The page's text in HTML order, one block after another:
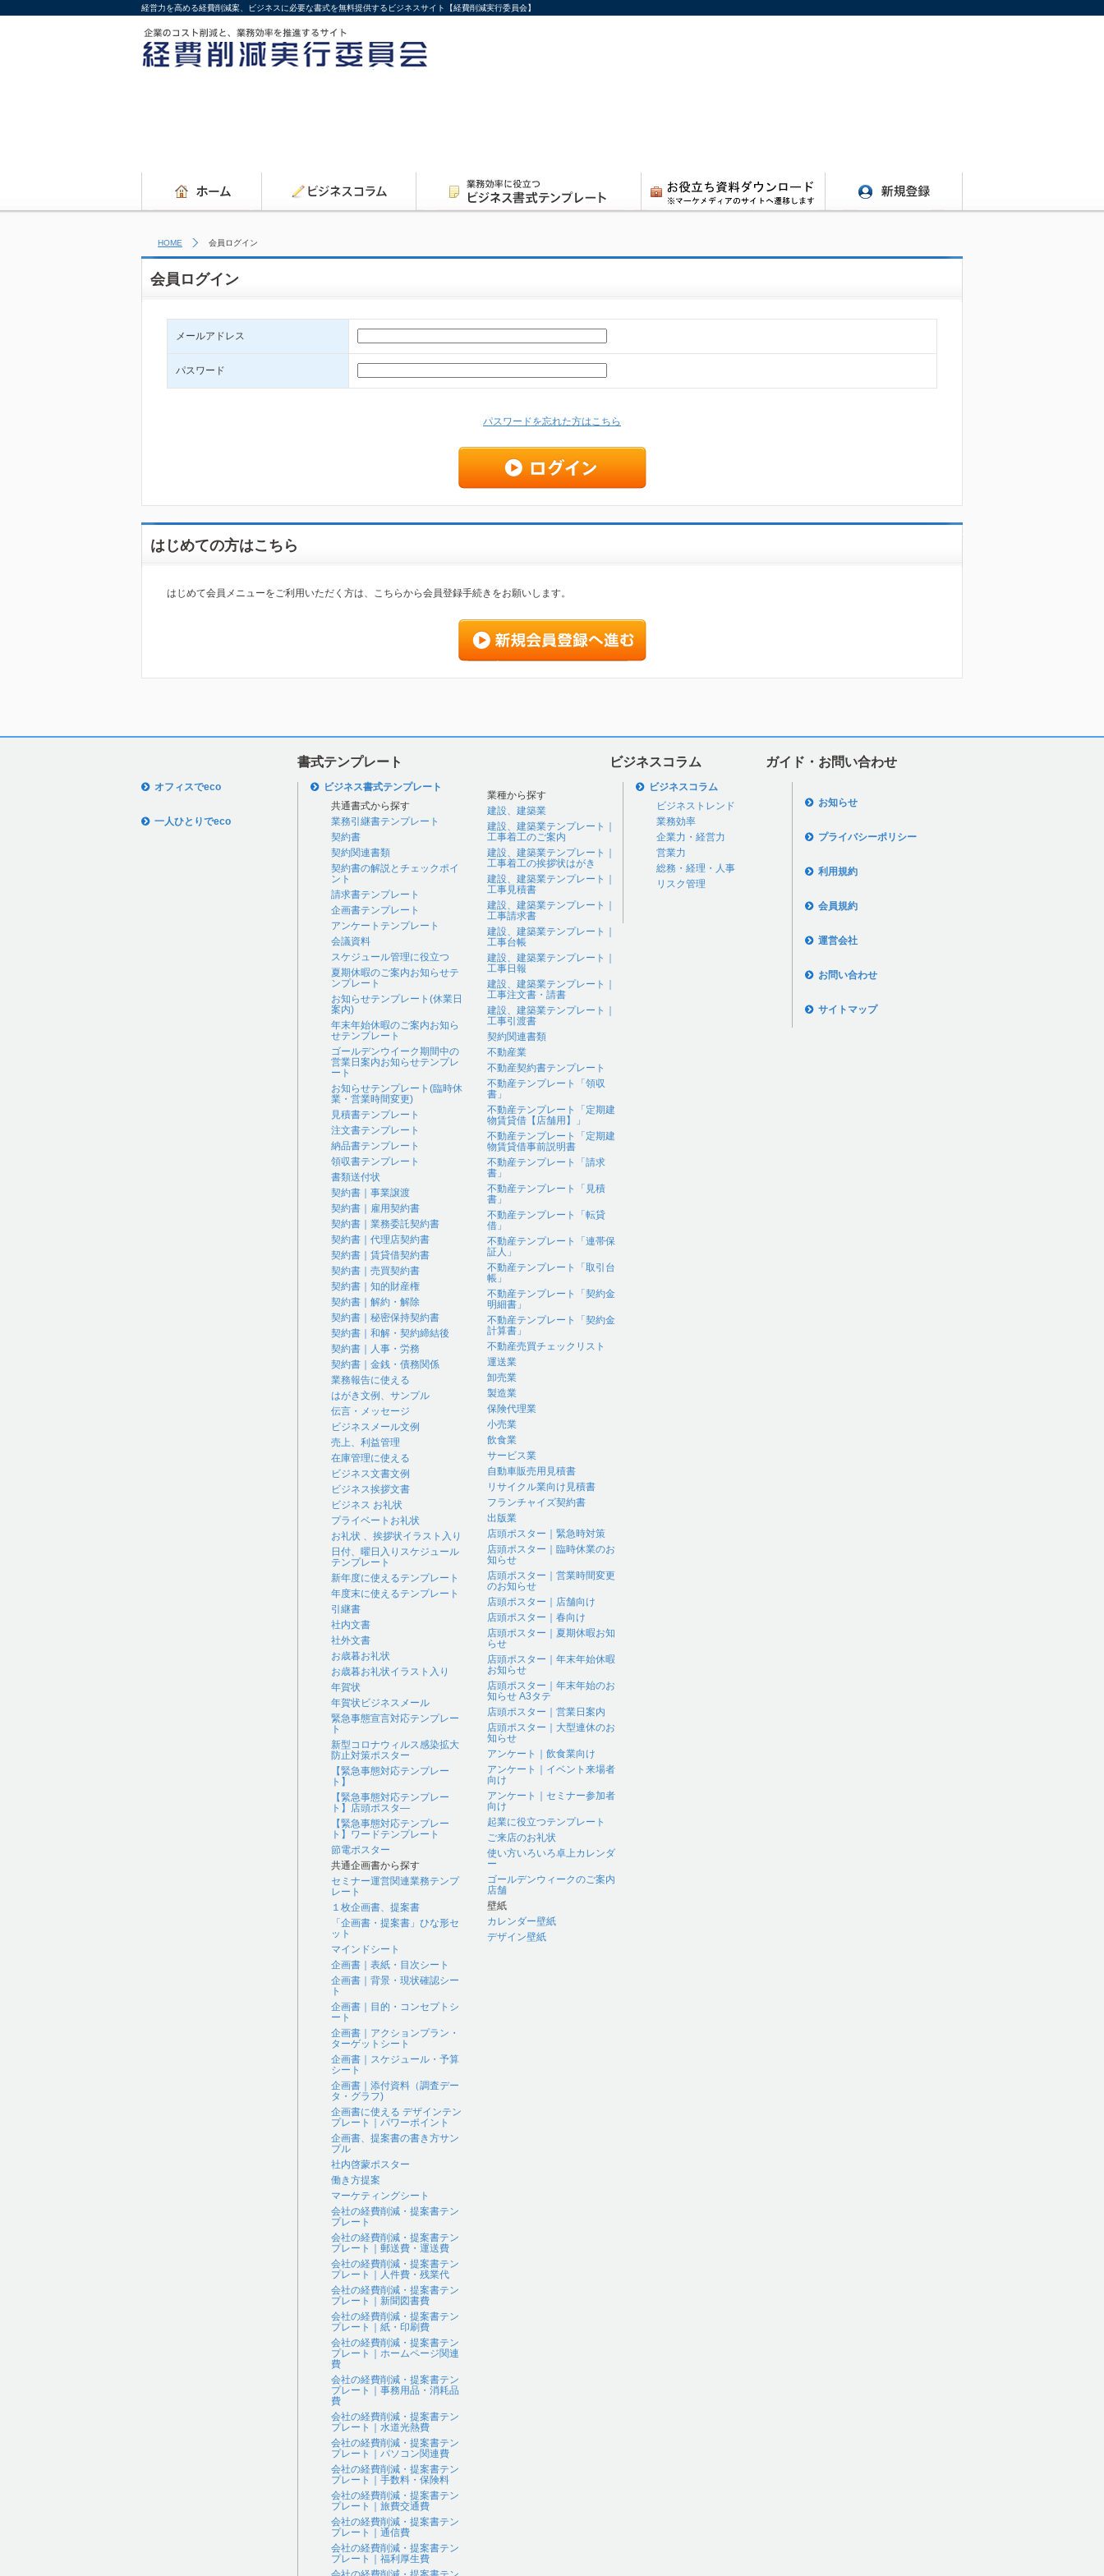
経営力を高める経費削減案、ビジネスに必要な書式を無料提供するビジネスサイト【経費削減実行委員会】
HOME 会員ログイン
会員ログイン
メールアドレス
パスワード
パスワードを忘れた方はこちら
はじめての方はこちら
はじめて会員メニューをご利用いただく方は、こちらから会員登録手続きをお願いします。
書式テンプレート ビジネスコラム ガイド・お問い合わせ
オフィスでeco
一人ひとりでeco
ビジネス書式テンプレート
共通書式から探す
業務引継書テンプレート
契約書
契約関連書類
契約書の解説とチェックポイ
ント
請求書テンプレート
企画書テンプレート
アンケートテンプレート
会議資料
スケジュール管理に役立つ
夏期休暇のご案内お知らせテ
ンプレート
お知らせテンプレート(休業日
案内)
年末年始休暇のご案内お知ら
せテンプレート
ゴールデンウイーク期間中の
営業日案内お知らせテンプレ
ート
お知らせテンプレート(臨時休
業・営業時間変更)
見積書テンプレート
注文書テンプレート
納品書テンプレート
領収書テンプレート
書類送付状
契約書｜事業譲渡
契約書｜雇用契約書
契約書｜業務委託契約書
契約書｜代理店契約書
契約書｜賃貸借契約書
契約書｜売買契約書
契約書｜知的財産権
契約書｜解約・解除
契約書｜秘密保持契約書
契約書｜和解・契約締結後
契約書｜人事・労務
契約書｜金銭・債務関係
業務報告に使える
はがき文例、サンプル
伝言・メッセージ
ビジネスメール文例
売上、利益管理
在庫管理に使える
ビジネス文書文例
ビジネス挨拶文書
ビジネス お礼状
プライベートお礼状
お礼状 、挨拶状イラスト入り
日付、曜日入りスケジュール
テンプレート
新年度に使えるテンプレート
年度末に使えるテンプレート
引継書
社内文書
社外文書
お歳暮お礼状
お歳暮お礼状イラスト入り
年賀状
年賀状ビジネスメール
緊急事態宣言対応テンプレー
ト
新型コロナウィルス感染拡大
防止対策ポスター
【緊急事態対応テンプレー
ト】
【緊急事態対応テンプレー
ト】店頭ポスタ―
【緊急事態対応テンプレー
ト】ワードテンプレート
節電ポスター
共通企画書から探す
セミナー運営関連業務テンプ
レート
１枚企画書、提案書
「企画書・提案書」ひな形セ
ット
マインドシート
企画書｜表紙・目次シート
企画書｜背景・現状確認シー
ト
企画書｜目的・コンセプトシ
ート
企画書｜アクションプラン・
ターゲットシート
企画書｜スケジュール・予算
シート
企画書｜添付資料（調査デー
タ・グラフ)
企画書に使える デザインテン
プレート｜パワーポイント
企画書、提案書の書き方サン
プル
社内啓蒙ポスター
働き方提案
マーケティングシート
会社の経費削減・提案書テン
プレート
会社の経費削減・提案書テン
プレート｜郵送費・運送費
会社の経費削減・提案書テン
プレート｜人件費・残業代
会社の経費削減・提案書テン
プレート｜新聞図書費
会社の経費削減・提案書テン
プレート｜紙・印刷費
会社の経費削減・提案書テン
プレート｜ホームページ関連
費
会社の経費削減・提案書テン
プレート｜事務用品・消耗品
費
会社の経費削減・提案書テン
プレート｜水道光熱費
会社の経費削減・提案書テン
プレート｜パソコン関連費
会社の経費削減・提案書テン
プレート｜手数料・保険料
会社の経費削減・提案書テン
プレート｜旅費交通費
会社の経費削減・提案書テン
プレート｜通信費
会社の経費削減・提案書テン
プレート｜福利厚生費
業種から探す
建設、建築業
建設、建築業テンプレート｜
工事着工のご案内
建設、建築業テンプレート｜
工事着工の挨拶状はがき
建設、建築業テンプレート｜
工事見積書
建設、建築業テンプレート｜
工事請求書
建設、建築業テンプレート｜
工事台帳
建設、建築業テンプレート｜
工事日報
建設、建築業テンプレート｜
工事注文書・請書
建設、建築業テンプレート｜
工事引渡書
契約関連書類
不動産業
不動産契約書テンプレート
不動産テンプレート「領収
書」
不動産テンプレート「定期建
物賃貸借【店舗用】」
不動産テンプレート「定期建
物賃貸借事前説明書
不動産テンプレート「請求
書」
不動産テンプレート「見積
書」
不動産テンプレート「転貸
借」
不動産テンプレート「連帯保
証人」
不動産テンプレート「取引台
帳」
不動産テンプレート「契約金
明細書」
不動産テンプレート「契約金
計算書」
不動産売買チェックリスト
運送業
卸売業
製造業
保険代理業
小売業
飲食業
サービス業
自動車販売用見積書
リサイクル業向け見積書
フランチャイズ契約書
出版業
店頭ポスター｜緊急時対策
店頭ポスター｜臨時休業のお
知らせ
店頭ポスター｜営業時間変更
のお知らせ
店頭ポスター｜店舗向け
店頭ポスター｜春向け
店頭ポスター｜夏期休暇お知
らせ
店頭ポスター｜年末年始休暇
お知らせ
店頭ポスター｜年末年始のお
知らせ A3タテ
店頭ポスター｜営業日案内
店頭ポスター｜大型連休のお
知らせ
アンケート｜飲食業向け
アンケート｜イベント来場者
向け
アンケート｜セミナー参加者
向け
起業に役立つテンプレート
ご来店のお礼状
使い方いろいろ卓上カレンダ
ー
ゴールデンウィークのご案内
店舗
壁紙
カレンダー壁紙
デザイン壁紙
ビジネスコラム
ビジネストレンド
業務効率
企業力・経営力
営業力
総務・経理・人事
リスク管理
お知らせ
プライバシーポリシー
利用規約
会員規約
運営会社
お問い合わせ
サイトマップ